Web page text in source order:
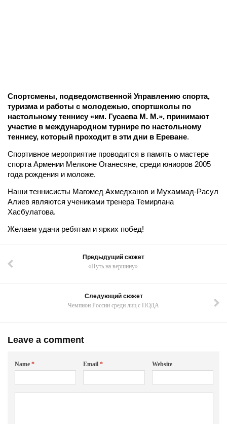
Спортсмены, подведомственной Управлению спорта,
туризма и работы с молодежью, спортшколы по
настольному теннису «им. Гусаева М. М.», принимают
участие в международном турнире по настольному
теннису, который проходит в эти дни в Ереване.
Спортивное мероприятие проводится в память о мастере
спорта Армении Мелконе Оганесяне, среди юниоров 2005
года рождения и моложе.
Наши теннисисты Магомед Ахмедханов и Мухаммад-Расул
Алиев являются учениками тренера Темирлана
Хасбулатова.
Желаем удачи ребятам и ярких побед!
Предыдущий сюжет
«Путь на вершину»
Следующий сюжет
Чемпион России среди лиц с ПОДА
Leave a comment
Name * Email* Website